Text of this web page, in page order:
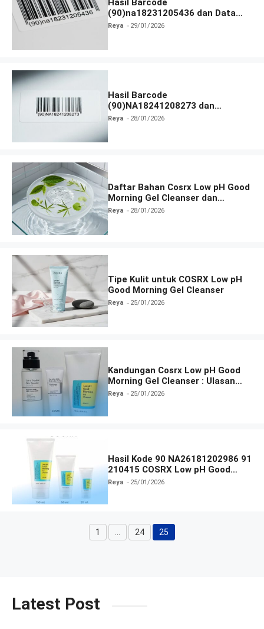
Hasil Barcode
(90)na18231205436 dan Data
Produk Terbaru
Reya 29/01/2026
Hasil Barcode
(90)NA18241208273 dan
Informasi Terlengkap
Reya 28/01/2026
Daftar Bahan Cosrx Low pH Good
Morning Gel Cleanser dan
Fungsinya
Reya 28/01/2026
Tipe Kulit untuk COSRX Low pH
Good Morning Gel Cleanser
Reya 25/01/2026
Kandungan Cosrx Low pH Good
Morning Gel Cleanser : Ulasan
Manfaat, dan Cara Pakai
Reya 25/01/2026
Hasil Kode 90 NA26181202986 91
210415 COSRX Low pH Good
Morning Gel Cleanser
Reya 25/01/2026
Halaman
1 … Halaman
24 Halaman
25
Latest Post